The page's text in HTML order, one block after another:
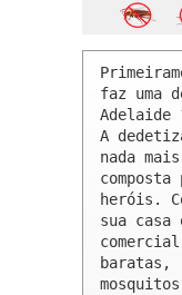
faz uma
Adelaide
A
nada
heróis.
sua casa
baratas,